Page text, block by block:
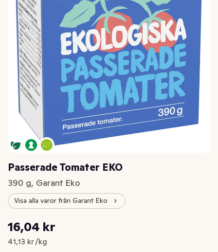
Passerade Tomater EKO
390 g, Garant Eko
Visa alla varor från Garant Eko
Nuvarande pris är: 16,04 kr
16,04 kr
41,13 kr /kg
Styckpris: 41,13 kr /kg